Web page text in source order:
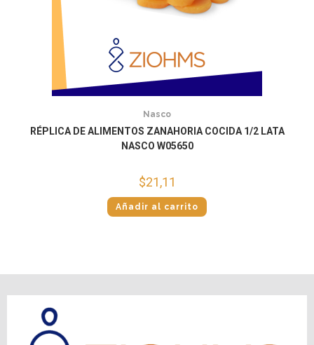
Nasco
RÉPLICA DE ALIMENTOS ZANAHORIA COCIDA 1/2 LATA
NASCO W05650
$21,11
Añadir al carrito